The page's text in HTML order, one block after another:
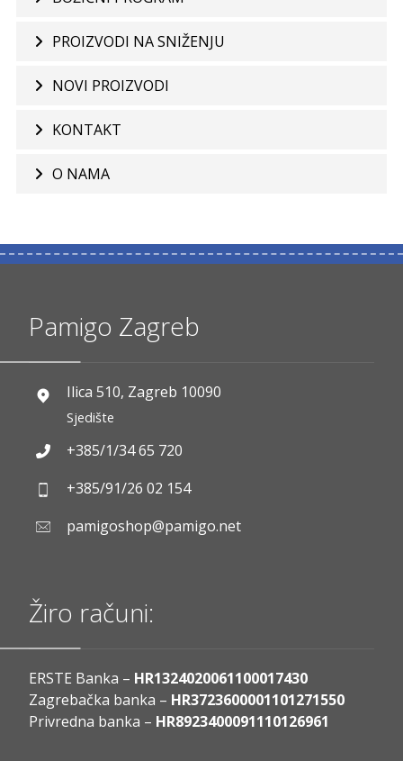
PROIZVODI NA SNIŽENJU
NOVI PROIZVODI
KONTAKT
O NAMA
Pamigo Zagreb
Ilica 510, Zagreb 10090
Sjedište
+385/1/34 65 720
+385/91/26 02 154
pamigoshop@pamigo.net
Žiro računi:
ERSTE Banka – HR1324020061100017430
Zagrebačka banka – HR3723600001101271550
Privredna banka – HR8923400091110126961